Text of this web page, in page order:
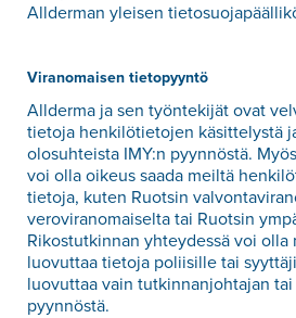
Allderman yleisen
Viranomaisen tietopyyntö
Allderma ja sen työntekijät ovat
tietoja henkilötietojen käsittelystä
olosuhteista IMY:n pyynnöstä.
voi olla oikeus saada meiltä
tietoja, kuten Ruotsin
veroviranomaiselta tai Ruotsin
Rikostutkinnan yhteydessä voi olla
luovuttaa tietoja poliisille tai
luovuttaa vain tutkinnanjohtajan
pyynnöstä.